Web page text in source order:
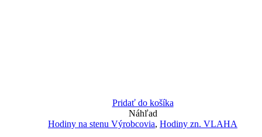
Pridať do košíka
Náhľad
Hodiny na stenu Výrobcovia, Hodiny zn. VLAHA